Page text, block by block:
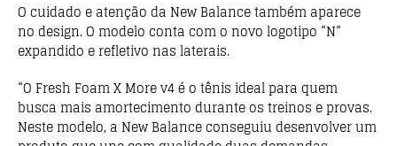
O cuidado e atenção da New Balance também aparece
no design. O modelo conta com o novo logotipo “N”
expandido e refletivo nas laterais.
“O Fresh Foam X More v4 é o tênis ideal para quem
busca mais amortecimento durante os treinos e provas.
Neste modelo, a New Balance conseguiu desenvolver um